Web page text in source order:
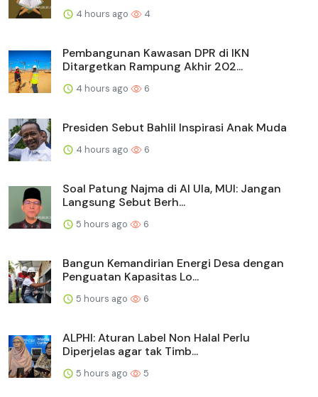
4 hours ago 4
Pembangunan Kawasan DPR di IKN
Ditargetkan Rampung Akhir 202...
4 hours ago 6
Presiden Sebut Bahlil Inspirasi Anak Muda
4 hours ago 6
Soal Patung Najma di Al Ula, MUI: Jangan
Langsung Sebut Berh...
5 hours ago 6
Bangun Kemandirian Energi Desa dengan
Penguatan Kapasitas Lo...
5 hours ago 6
ALPHI: Aturan Label Non Halal Perlu
Diperjelas agar tak Timb...
5 hours ago 5